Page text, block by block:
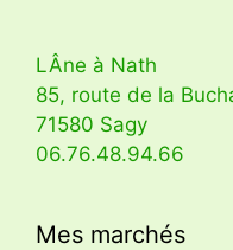
LÂne à Nath
85, route de la
71580 Sagy
06.76.48.94.66
Mes marchés